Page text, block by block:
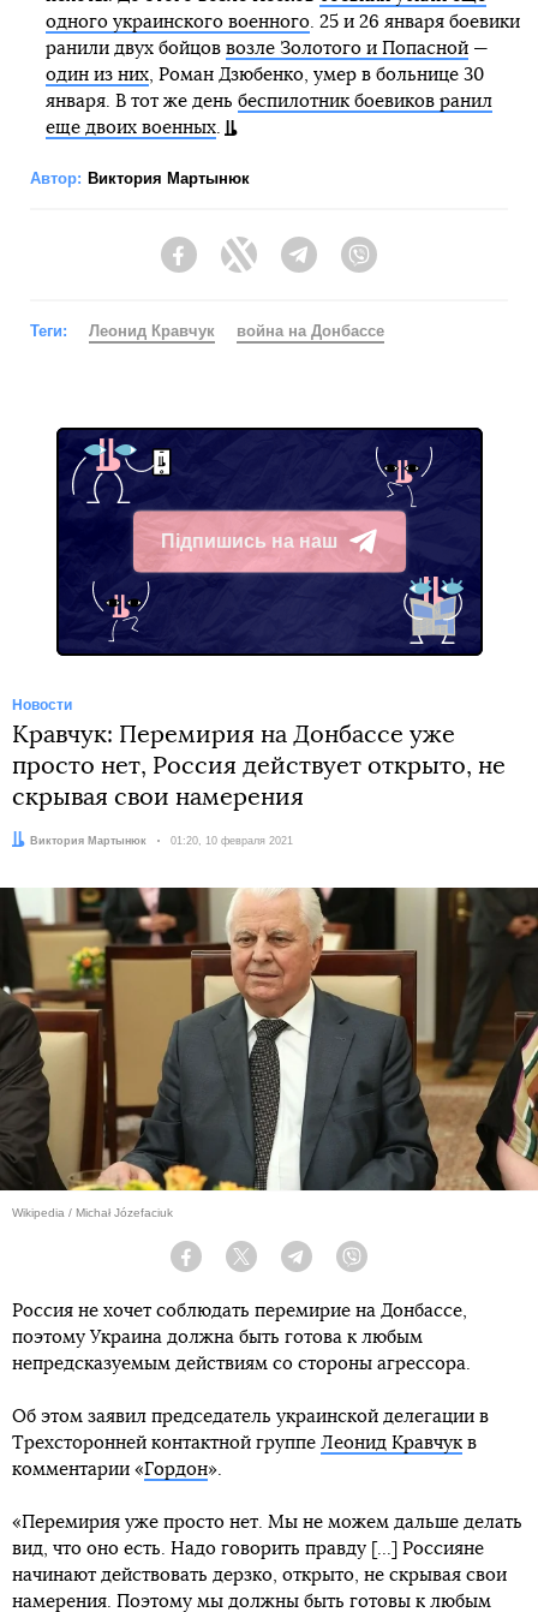
одного украинского военного. 25 и 26 января боевики
ранили двух бойцов возле Золотого и Попасной—
один из них, Роман Дзюбенко, умер в больнице 30
января. В тот же день беспилотник боевиков ранил
еще двоих военных.
Автор: Виктория Мартынюк
FacebookTwitter Telegram
Теги: Леонид Кравчук война на Донбассе
Підпишись на наш
Telegram
Новости
Кравчук: Перемирия на Донбассе уже
просто нет, Россия действует открыто, не
скрывая свои намерения
Автор:Виктория Мартынюк Дата:
01:20, 10 февраля 2021
Wikipedia / Michał Józefaciuk
Facebook Twitter Telegram
Россия не хочет соблюдать перемирие на Донбассе,
поэтому Украина должна быть готова к любым
непредсказуемым действиям со стороны агрессора.
Об этом заявил председатель украинской делегации в
Трехсторонней контактной группе Леонид Кравчук в
комментарии «Гордон».
«Перемирия уже просто нет. Мы не можем дальше делать
вид, что оно есть. Надо говорить правду [...] Россияне
начинают действовать дерзко, открыто, не скрывая свои
намерения. Поэтому мы должны быть готовы к любым